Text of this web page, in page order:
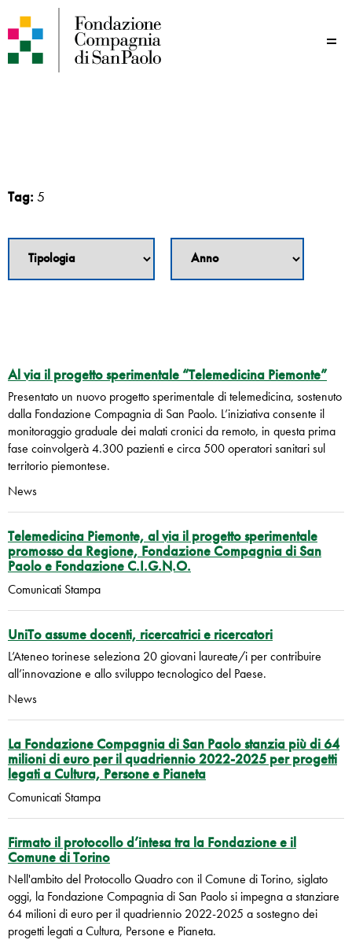
Tag: 5
Al via il progetto sperimentale “Telemedicina Piemonte”
Presentato un nuovo progetto sperimentale di telemedicina, sostenuto
dalla Fondazione Compagnia di San Paolo. L’iniziativa consente il
monitoraggio graduale dei malati cronici da remoto, in questa prima
fase coinvolgerà 4.300 pazienti e circa 500 operatori sanitari sul
territorio piemontese.
News
Telemedicina Piemonte, al via il progetto sperimentale
promosso da Regione, Fondazione Compagnia di San
Paolo e Fondazione C.I.G.N.O.
Comunicati Stampa
UniTo assume docenti, ricercatrici e ricercatori
L’Ateneo torinese seleziona 20 giovani laureate/i per contribuire
all’innovazione e allo sviluppo tecnologico del Paese.
News
La Fondazione Compagnia di San Paolo stanzia più di 64
milioni di euro per il quadriennio 2022-2025 per progetti
legati a Cultura, Persone e Pianeta
Comunicati Stampa
Firmato il protocollo d’intesa tra la Fondazione e il
Comune di Torino
Nell'ambito del Protocollo Quadro con il Comune di Torino, siglato
oggi, la Fondazione Compagnia di San Paolo si impegna a stanziare
64 milioni di euro per il quadriennio 2022-2025 a sostegno dei
progetti legati a Cultura, Persone e Pianeta.